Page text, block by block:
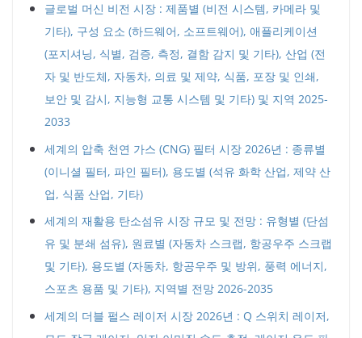
글로벌 머신 비전 시장 : 제품별 (비전 시스템, 카메라 및
기타), 구성 요소 (하드웨어, 소프트웨어), 애플리케이션
(포지셔닝, 식별, 검증, 측정, 결함 감지 및 기타), 산업 (전
자 및 반도체, 자동차, 의료 및 제약, 식품, 포장 및 인쇄,
보안 및 감시, 지능형 교통 시스템 및 기타) 및 지역 2025-
2033
세계의 압축 천연 가스 (CNG) 필터 시장 2026년 : 종류별
(이니셜 필터, 파인 필터), 용도별 (석유 화학 산업, 제약 산
업, 식품 산업, 기타)
세계의 재활용 탄소섬유 시장 규모 및 전망 : 유형별 (단섬
유 및 분쇄 섬유), 원료별 (자동차 스크랩, 항공우주 스크랩
및 기타), 용도별 (자동차, 항공우주 및 방위, 풍력 에너지,
스포츠 용품 및 기타), 지역별 전망 2026-2035
세계의 더블 펄스 레이저 시장 2026년 : Q 스위치 레이저,